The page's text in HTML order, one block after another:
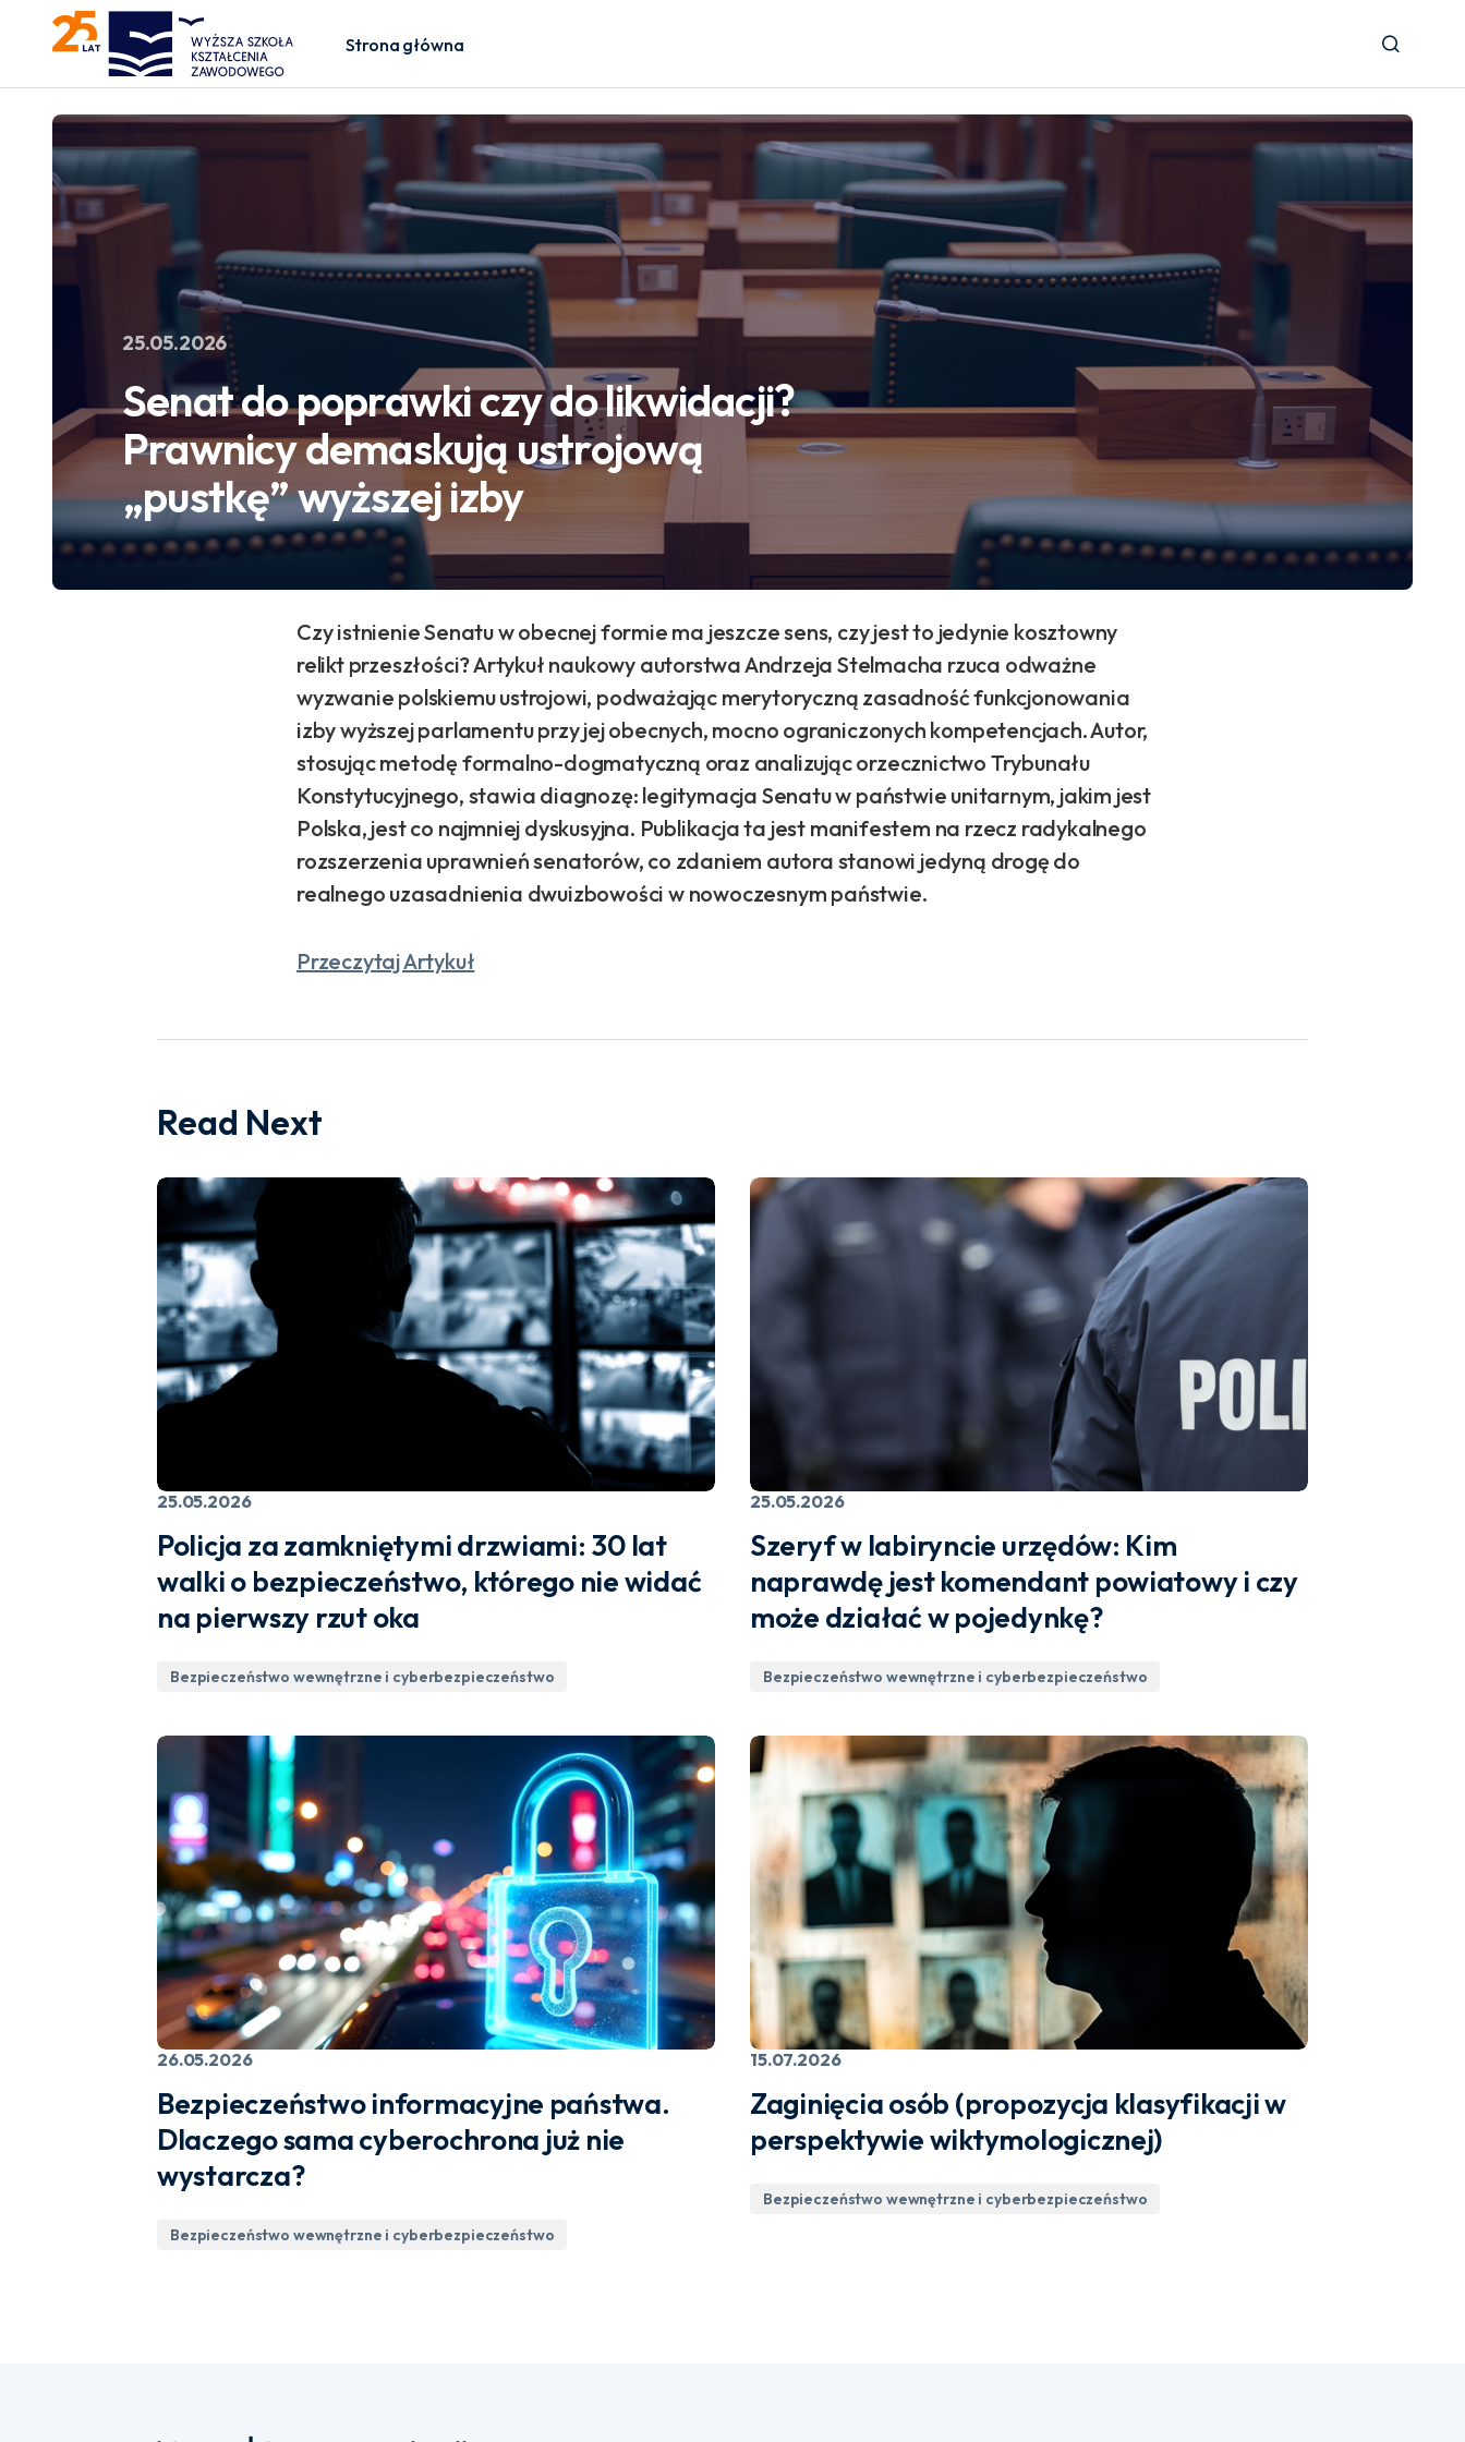
Strona główna
25.05.2026
Senat do poprawki czy do likwidacji?
Prawnicy demaskują ustrojową
„pustkę” wyższej izby
Czy istnienie Senatu w obecnej formie ma jeszcze sens, czy jest to jedynie kosztowny
relikt przeszłości? Artykuł naukowy autorstwa Andrzeja Stelmacha rzuca odważne
wyzwanie polskiemu ustrojowi, podważając merytoryczną zasadność funkcjonowania
izby wyższej parlamentu przy jej obecnych, mocno ograniczonych kompetencjach. Autor,
stosując metodę formalno-dogmatyczną oraz analizując orzecznictwo Trybunału
Konstytucyjnego, stawia diagnozę: legitymacja Senatu w państwie unitarnym, jakim jest
Polska, jest co najmniej dyskusyjna. Publikacja ta jest manifestem na rzecz radykalnego
rozszerzenia uprawnień senatorów, co zdaniem autora stanowi jedyną drogę do
realnego uzasadnienia dwuizbowości w nowoczesnym państwie.
Przeczytaj Artykuł
Read Next
25.05.2026
Policja za zamkniętymi drzwiami: 30 lat
walki o bezpieczeństwo, którego nie widać
na pierwszy rzut oka
Bezpieczeństwo wewnętrzne i cyberbezpieczeństwo
25.05.2026
Szeryf w labiryncie urzędów: Kim
naprawdę jest komendant powiatowy i czy
może działać w pojedynkę?
Bezpieczeństwo wewnętrzne i cyberbezpieczeństwo
26.05.2026
Bezpieczeństwo informacyjne państwa.
Dlaczego sama cyberochrona już nie
wystarcza?
Bezpieczeństwo wewnętrzne i cyberbezpieczeństwo
15.07.2026
Zaginięcia osób (propozycja klasyfikacji w
perspektywie wiktymologicznej)
Bezpieczeństwo wewnętrzne i cyberbezpieczeństwo